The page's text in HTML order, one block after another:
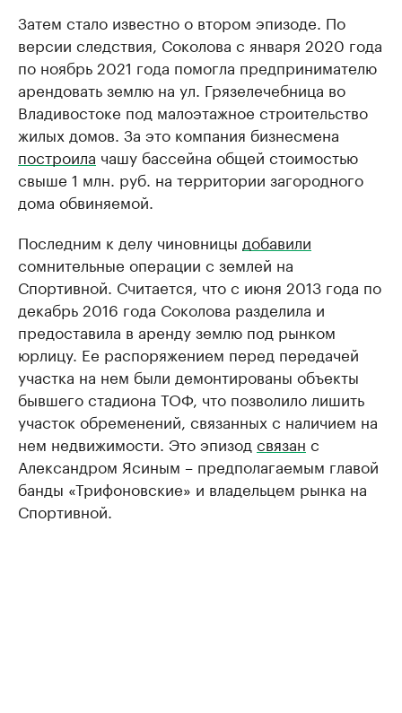
Затем стало известно о втором эпизоде. По
версии следствия, Соколова с января 2020 года
по ноябрь 2021 года помогла предпринимателю
арендовать землю на ул. Грязелечебница во
Владивостоке под малоэтажное строительство
жилых домов. За это компания бизнесмена
построила чашу бассейна общей стоимостью
свыше 1 млн. руб. на территории загородного
дома обвиняемой.
Последним к делу чиновницы добавили
сомнительные операции с землей на
Спортивной. Считается, что с июня 2013 года по
декабрь 2016 года Соколова разделила и
предоставила в аренду землю под рынком
юрлицу. Ее распоряжением перед передачей
участка на нем были демонтированы объекты
бывшего стадиона ТОФ, что позволило лишить
участок обременений, связанных с наличием на
нем недвижимости. Это эпизод связан с
Александром Ясиным – предполагаемым главой
банды «Трифоновские» и владельцем рынка на
Спортивной.